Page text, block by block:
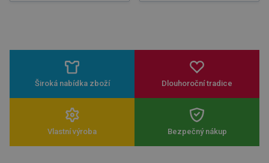
Široká nabídka zboží Dlouhoroční tradice
Vlastní výroba Bezpečný nákup